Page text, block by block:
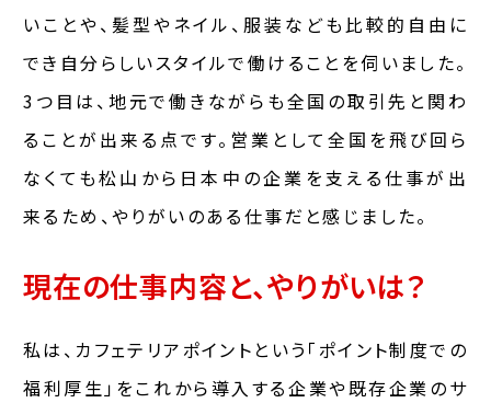
いことや、髪型やネイル、服装なども比較的自由に
でき自分らしいスタイルで働けることを伺いました。
3つ目は、地元で働きながらも全国の取引先と関わ
ることが出来る点です。営業として全国を飛び回ら
なくても松山から日本中の企業を支える仕事が出
来るため、やりがいのある仕事だと感じました。
現在の仕事内容と、やりがいは？
私は、カフェテリアポイントという「ポイント制度での
福利厚生」をこれから導入する企業や既存企業のサ